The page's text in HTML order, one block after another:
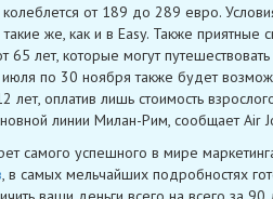
от 189 до 289 евро.
такие же, как и в Easy. Также
лет, которые могут путешествовать
по 30 ноября также будет
лет, оплатив лишь стоимость
линии Милан-Рим, сообщает Air
самого успешного в мире
, в самых мельчайших подробностях